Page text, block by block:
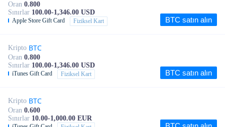
Oran 0.800
Sınırlar 100.00-1,346.00 USD
Apple Store Gift Card Fiziksel Kart BTC satın alın
Kripto BTC
Oran 0.800
Sınırlar 100.00-1,346.00 USD
iTunes Gift Card Fiziksel Kart BTC satın alın
Kripto BTC
Oran 0.600
Sınırlar 10.00-1,000.00 EUR